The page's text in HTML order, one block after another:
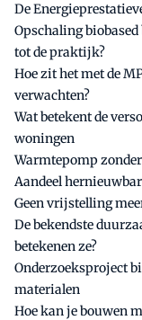
De
Opschaling
tot de praktijk?
Hoe zit het met de
verwachten?
Wat betekent de
woningen
Warmtepomp
Aandeel
Geen vrijstelling
De bekendste
betekenen ze?
Onderzoeksproject
materialen
Hoe kan je bouwen